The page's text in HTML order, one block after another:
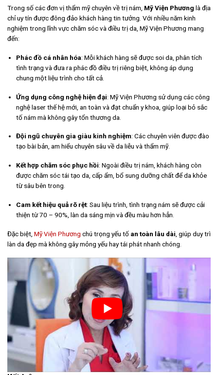
Trong số các đơn vị thẩm mỹ chuyên về trị nám, Mỹ Viện Phương là địa
chỉ uy tín được đông đảo khách hàng tin tưởng. Với nhiều năm kinh
nghiệm trong lĩnh vực chăm sóc và điều trị da, Mỹ Viện Phương mang
đến:
Phác đồ cá nhân hóa: Mỗi khách hàng sẽ được soi da, phân tích
tình trạng và đưa ra phác đồ điều trị riêng biệt, không áp dụng
chung một liệu trình cho tất cả.
Ứng dụng công nghệ hiện đại: Mỹ Viện Phương sử dụng các công
nghệ laser thế hệ mới, an toàn và đạt chuẩn y khoa, giúp loại bỏ sắc
tố nám mà không gây tổn thương da.
Đội ngũ chuyên gia giàu kinh nghiệm: Các chuyên viên được đào
tạo bài bản, am hiểu chuyên sâu về da liễu và thẩm mỹ.
Kết hợp chăm sóc phục hồi: Ngoài điều trị nám, khách hàng còn
được chăm sóc tái tạo da, cấp ẩm, bổ sung dưỡng chất để da khỏe
từ sâu bên trong.
Cam kết hiệu quả rõ rệt: Sau liệu trình, tình trạng nám sẽ được cải
thiện từ 70 – 90%, làn da sáng mịn và đều màu hơn hẳn.
Đặc biệt, Mỹ Viện Phương chú trọng yếu tố an toàn lâu dài , giúp duy trì
làn da đẹp mà không gây mỏng yếu hay tái phát nhanh chóng.